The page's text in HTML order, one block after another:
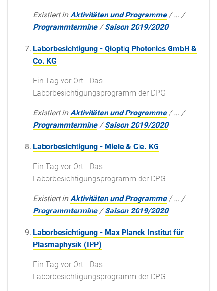
Existiert in Aktivitäten und Programme /… /
Programmtermine /Saison 2019/2020
Laborbesichtigung - Qioptiq Photonics GmbH &
Co. KG
Ein Tag vor Ort - Das
Laborbesichtigungsprogramm der DPG
Existiert in Aktivitäten und Programme /… /
Programmtermine /Saison 2019/2020
Laborbesichtigung - Miele & Cie. KG
Ein Tag vor Ort - Das
Laborbesichtigungsprogramm der DPG
Existiert in Aktivitäten und Programme /… /
Programmtermine /Saison 2019/2020
Laborbesichtigung - Max Planck Institut für
Plasmaphysik (IPP)
Ein Tag vor Ort - Das
Laborbesichtigungsprogramm der DPG